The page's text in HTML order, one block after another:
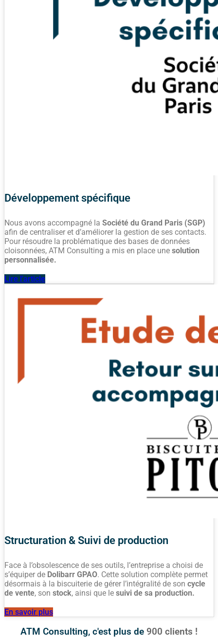
Développement spécifique
Nous avons accompagné la Société du Grand Paris (SGP)
afin de centraliser et d’améliorer la gestion de ses contacts.
Pour résoudre la problématique des bases de données
cloisonnées, ATM Consulting a mis en place une solution
personnalisée.
Lire l'article
Structuration & Suivi de production
Face à l’obsolescence de ses outils, l’entreprise a choisi de
s’équiper de Dolibarr GPAO. Cette solution complète permet
désormais à la biscuiterie de gérer l’intégralité de son cycle
de vente, son stock, ainsi que le suivi de sa production.
En savoir plus
ATM Consulting, c'est plus de 900 clients !